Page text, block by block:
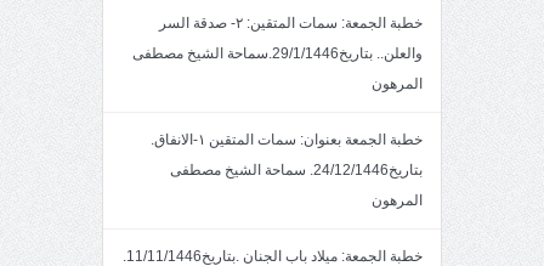
خطبة الجمعة: سمات المتقين: ٢- صدقة السر
والعلن.. بتاريخ29/1/1446.سماحة الشيخ مصطفى
المرهون
خطبة الجمعة بعنوان: سمات المتقين ١-الانفاق.
بتاريخ24/12/1446. سماحة الشيخ مصطفى
المرهون
خطبة الجمعة: ميلاد باب الجنان .بتاريخ11/11/1446.